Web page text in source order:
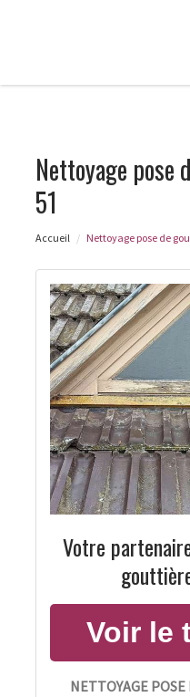
Nettoyage pose
51
Accueil Nettoyage pose de
Votre
NETTOYAGE